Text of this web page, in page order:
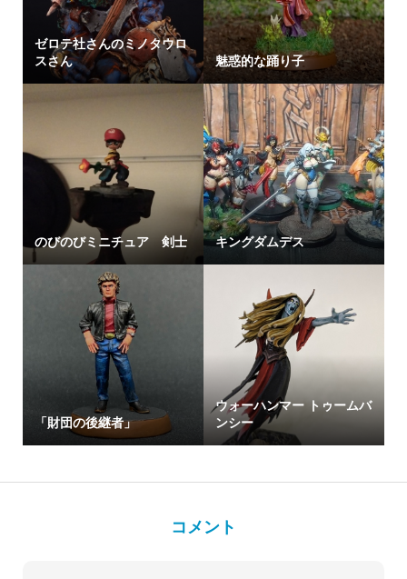
ゼロテ社さんのミノタウロ
スさん
魅惑的な踊り子
のびのびミニチュア 剣士 キングダムデス
「財団の後継者」
ウォーハンマー トゥームバ
ンシー
コメント